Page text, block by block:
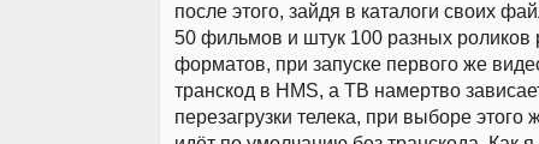
после этого, зайдя в каталоги своих
50 фильмов и штук 100 разных роликов
форматов, при запуске первого же
транскод в HMS, а ТВ намертво
перезагрузки телека, при выборе этого